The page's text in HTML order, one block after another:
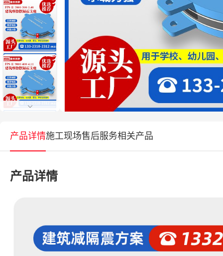
产品详情施工现场售后服务相关产品
产品详情